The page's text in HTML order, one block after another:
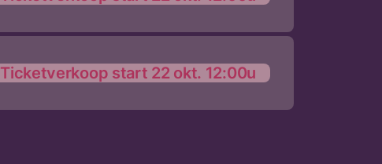
Ticketverkoop start 22 okt. 12:00u